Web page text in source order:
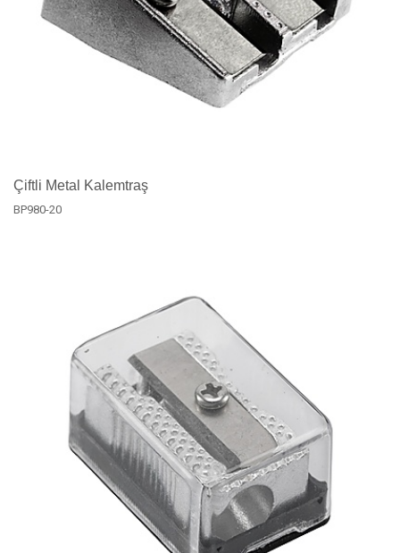
Çiftli Metal Kalemtraş
BP980-20